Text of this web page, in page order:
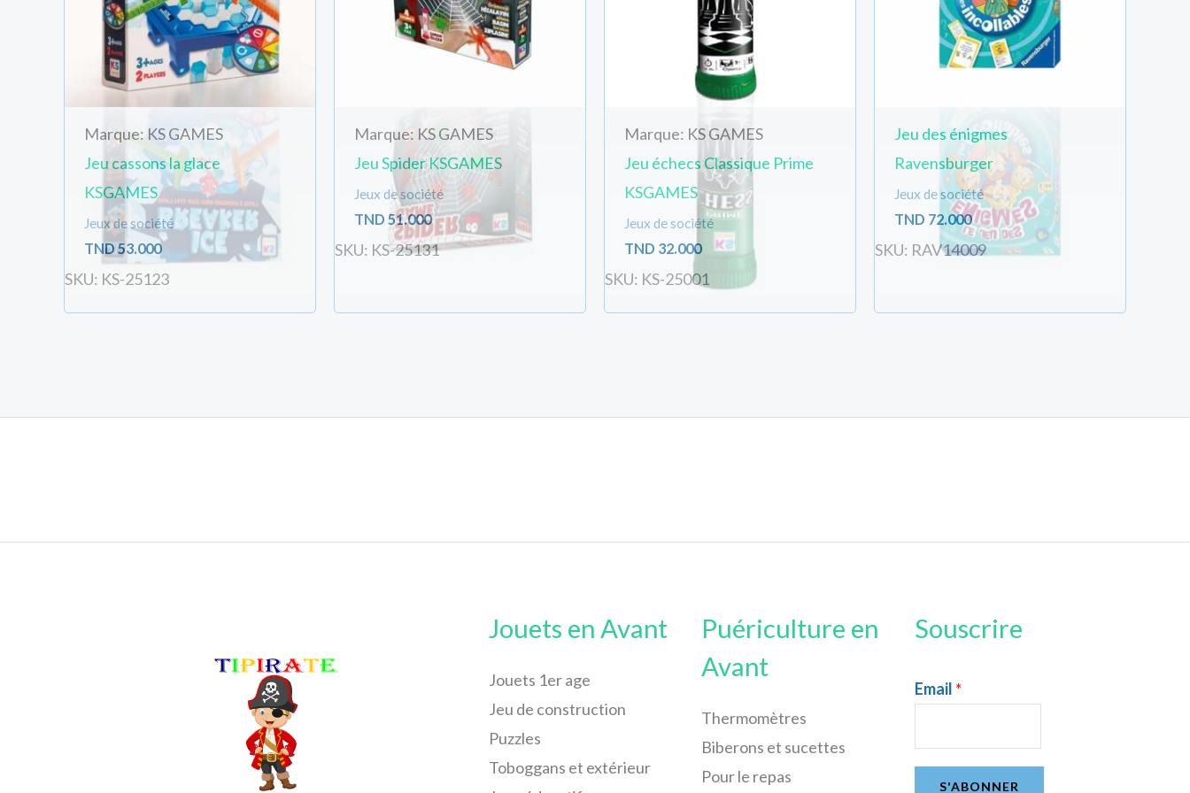
Marque: KS GAMES
Jeu cassons la glace
KSGAMES
Jeux de société
TND 53.000
SKU: KS-25123
Marque: KS GAMES
Jeu Spider KSGAMES
Jeux de société
TND 51.000
SKU: KS-25131
Marque: KS GAMES
Jeu échecs Classique Prime
KSGAMES
Jeux de société
TND 32.000
SKU: KS-25001
Jeu des énigmes
Ravensburger
Jeux de société
TND 72.000
SKU: RAV14009
Jouets en Avant
Jouets 1er age
Jeu de construction
Puzzles
Toboggans et extérieur
Puériculture en
Avant
Thermomètres
Biberons et sucettes
Pour le repas
Souscrire
Email *
S'ABONNER